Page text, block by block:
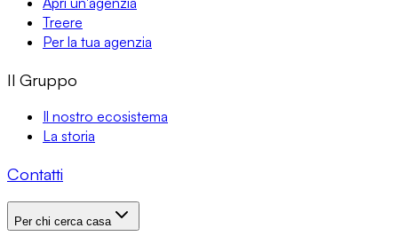
Treere
Per la tua agenzia
Il Gruppo
Il nostro ecosistema
La storia
Contatti
Per chi cerca casa